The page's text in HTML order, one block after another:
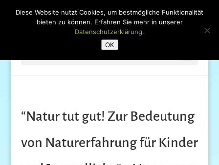
“Natur tut gut! Zur Bedeutung
von Naturerfahrung für Kinder
Diese Website nutzt Cookies, um bestmögliche Funktionalität
bieten zu können. Erfahren Sie mehr in unserer
Datenschutzerklärung.
OK